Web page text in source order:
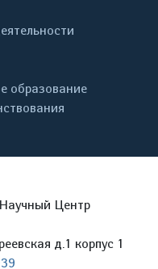
образование
Центр
д.1 корпус 1